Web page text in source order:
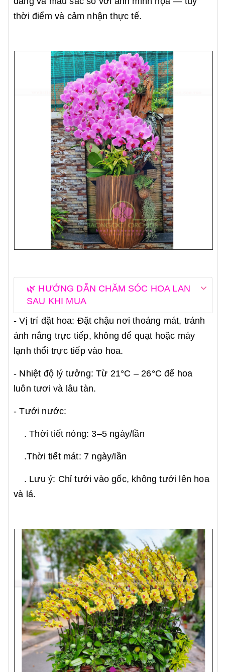
thời điểm và cảm nhận thực tế.
🌿 HƯỚNG DẪN CHĂM SÓC HOA LAN
SAU KHI MUA
- Vị trí đặt hoa: Đặt chậu nơi thoáng mát, tránh
ánh nắng trực tiếp, không để quạt hoặc máy
lạnh thổi trực tiếp vào hoa.
- Nhiệt độ lý tưởng: Từ 21°C – 26°C để hoa
luôn tươi và lâu tàn.
- Tưới nước:
. Thời tiết nóng: 3–5 ngày/lần
.Thời tiết mát: 7 ngày/lần
. Lưu ý: Chỉ tưới vào gốc, không tưới lên hoa
và lá.